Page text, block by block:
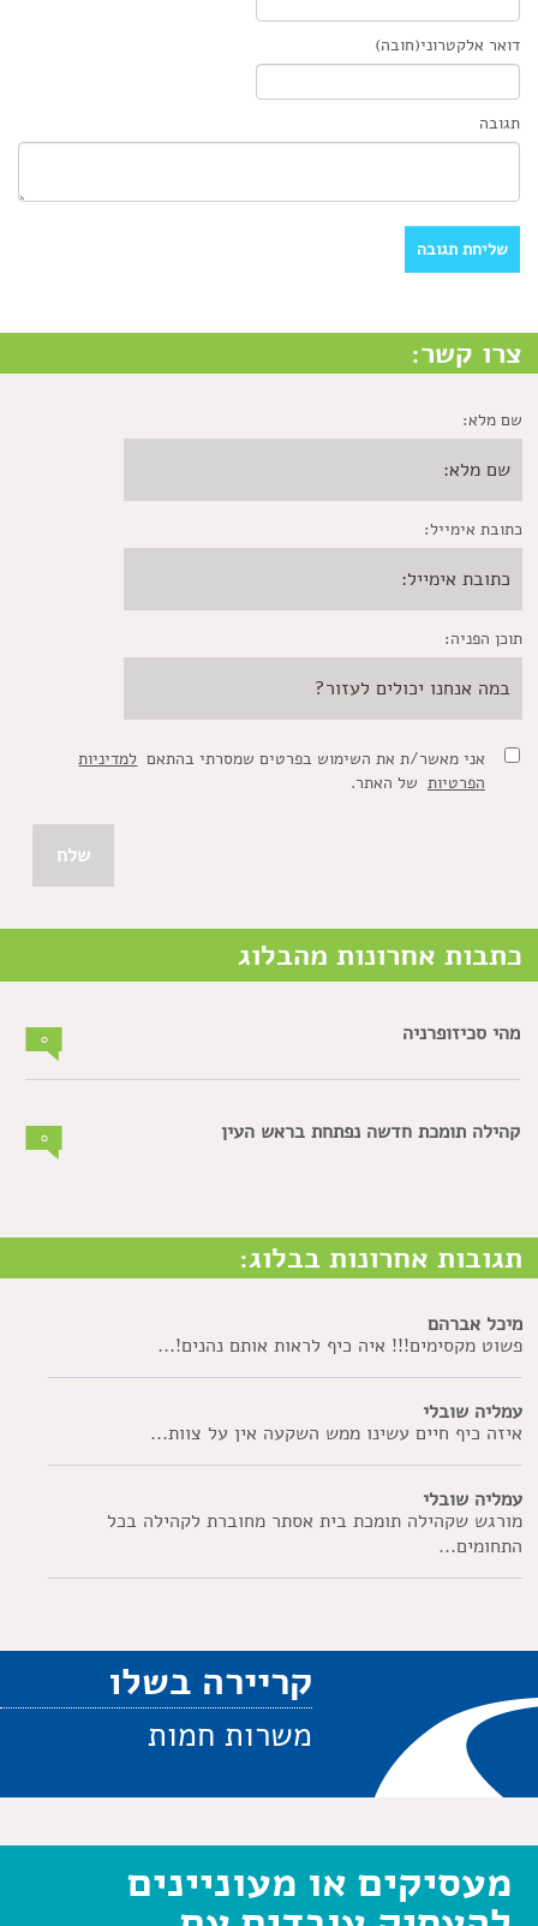
דואר אלקטרוני(חובה)
תגובה
צרו קשר:
שם מלא:
כתובת אימייל:
תוכן הפניה:
אני מאשר/ת את השימוש בפרטים שמסרתי בהתאם למדיניות
הפרטיותשל האתר.
כתבות אחרונות מהבלוג
מהי סכיזופרניה
קהילה תומכת חדשה נפתחת בראש העין
תגובות אחרונות בבלוג:
מיכל אברהם
פשוט מקסימים!!! איה כיף לראות אותם נהנים!...
עמליה שובלי
איזה כיף חיים עשינו ממש השקעה אין על צוות...
עמליה שובלי
מורגש שקהילה תומכת בית אסתר מחוברת לקהילה בכל
התחומים...
קריירה בשלו
משרות חמות
מעסיקים או מעוניינים